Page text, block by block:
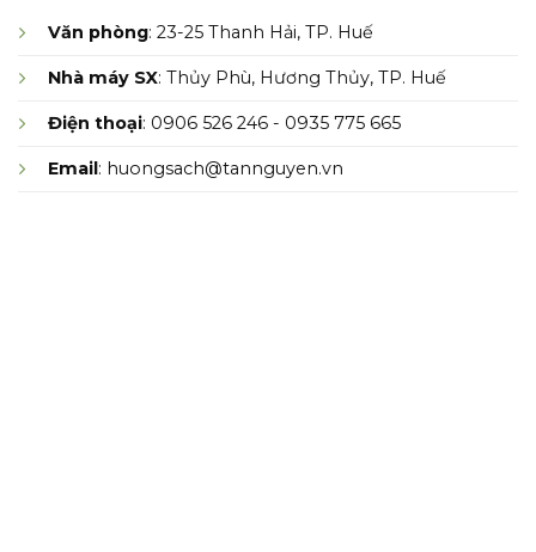
Văn phòng: 23-25 Thanh Hải, TP. Huế
Nhà máy SX: Thủy Phù, Hương Thủy, TP. Huế
Điện thoại: 0906 526 246 - 0935 775 665
Email: huongsach@tannguyen.vn